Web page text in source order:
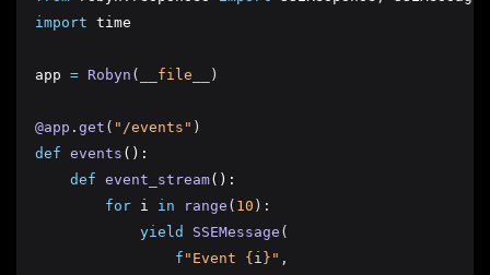
import time
app = Robyn ( __file__ )
@app . get ( "/events" )
def events ():
def event_stream():
for i in range ( 10 ):
yield
SSEMessage (
f "Event { i } " ,